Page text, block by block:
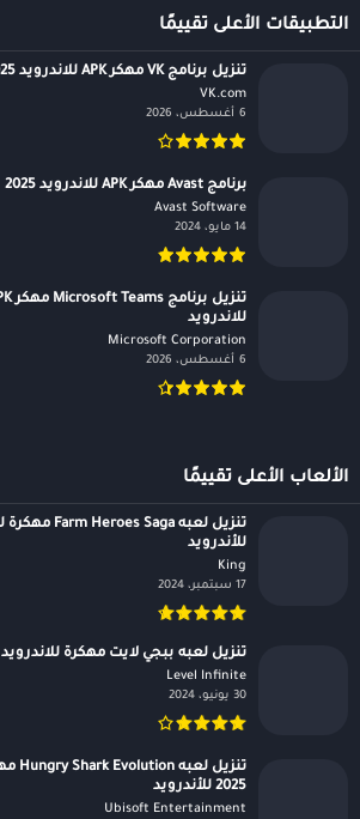
التطبيقات الأعلى تقييمًا
تنزيل برنامج VK مهكر APK للاندرويد 2025 للاندرويد
VK.com‏
6 أغسطس، 2026
برنامج Avast مهكر APK للاندرويد 2025
Avast Software‏
14 مايو، 2024
للاندرويد
Microsoft Corporation‏
6 أغسطس، 2026
الألعاب الأعلى تقييمًا
للأندرويد
King‏
17 سبتمبر، 2024
تنزيل لعبه ببجي لايت مهكرة للاندرويد APK 2025
Level Infinite‏
30 يونيو، 2024
2025 للأندرويد
Ubisoft Entertainment‏